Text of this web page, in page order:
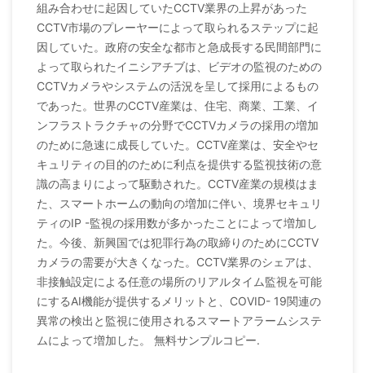
組み合わせに起因していたCCTV業界の上昇があった
CCTV市場のプレーヤーによって取られるステップに起
因していた。政府の安全な都市と急成長する民間部門に
よって取られたイニシアチブは、ビデオの監視のための
CCTVカメラやシステムの活況を呈して採用によるもの
であった。世界のCCTV産業は、住宅、商業、工業、イ
ンフラストラクチャの分野でCCTVカメラの採用の増加
のために急速に成長していた。CCTV産業は、安全やセ
キュリティの目的のために利点を提供する監視技術の意
識の高まりによって駆動された。CCTV産業の規模はま
た、スマートホームの動向の増加に伴い、境界セキュリ
ティのIP -監視の採用数が多かったことによって増加し
た。今後、新興国では犯罪行為の取締りのためにCCTV
カメラの需要が大きくなった。CCTV業界のシェアは、
非接触設定による任意の場所のリアルタイム監視を可能
にするAI機能が提供するメリットと、COVID- 19関連の
異常の検出と監視に使用されるスマートアラームシステ
ムによって増加した。 無料サンプルコピー.